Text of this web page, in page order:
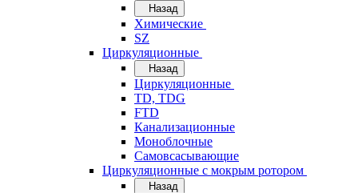
Назад
Химические
SZ
Циркуляционные
Назад
Циркуляционные
TD, TDG
FTD
Канализационные
Моноблочные
Самовсасывающие
Циркуляционные с мокрым ротором
Назад